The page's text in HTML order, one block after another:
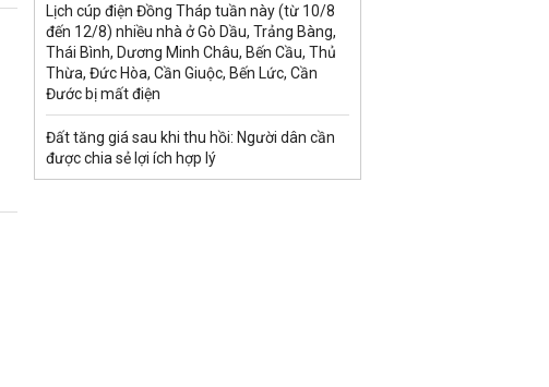
Lịch cúp điện Đồng Tháp tuần này (từ 10/8
đến 12/8) nhiều nhà ở Gò Dầu, Trảng Bàng,
Thái Bình, Dương Minh Châu, Bến Cầu, Thủ
Thừa, Đức Hòa, Cần Giuộc, Bến Lức, Cần
Đước bị mất điện
Đất tăng giá sau khi thu hồi: Người dân cần
được chia sẻ lợi ích hợp lý